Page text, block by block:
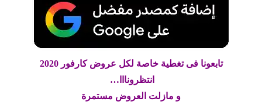
تابعونا فى تغطية خاصة لكل عروض كارفور 2020
انتظرونااا…
و مازلت العروض مستمرة